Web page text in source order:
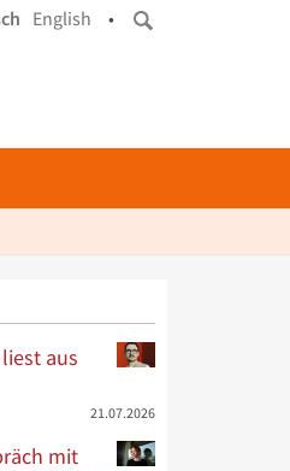
English •
aus
21.07.2026
mit